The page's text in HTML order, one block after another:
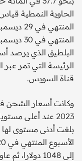
البلطيق الذي يرصد
الرئيسة التي تمر
قناة السويس.
إلى 1048